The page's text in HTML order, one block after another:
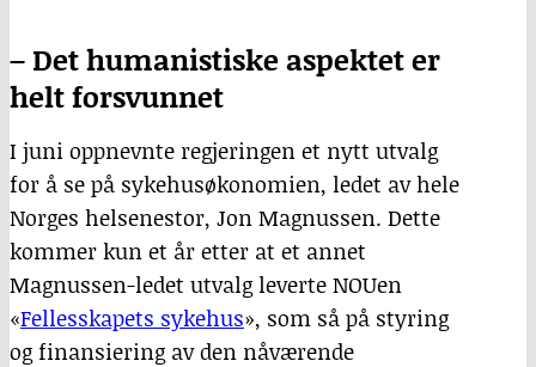
– Det humanistiske aspektet er
helt forsvunnet
I juni oppnevnte regjeringen et nytt utvalg
for å se på sykehusøkonomien, ledet av hele
Norges helsenestor, Jon Magnussen. Dette
kommer kun et år etter at et annet
Magnussen-ledet utvalg leverte NOUen
«Fellesskapets sykehus», som så på styring
og finansiering av den nåværende